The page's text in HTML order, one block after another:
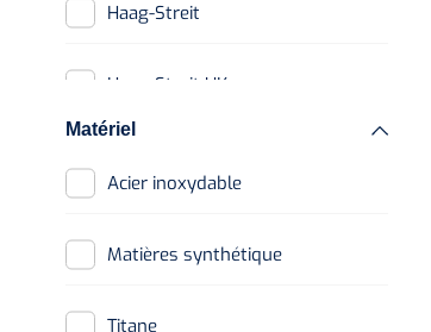
Haag-Streit
Haag-Streit UK
Matériel
Acier inoxydable
Matières synthétique
Titane